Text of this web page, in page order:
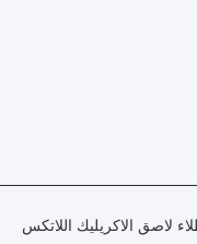
لاصق الاكريليك اللاتكس